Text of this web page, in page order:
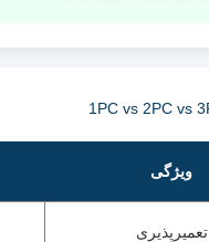
ویژگی
تعمیرپذیری